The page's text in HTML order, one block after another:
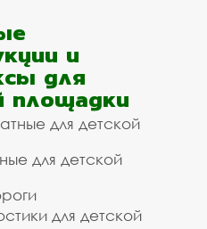
и
для
площадки
для детской
для детской
для детской